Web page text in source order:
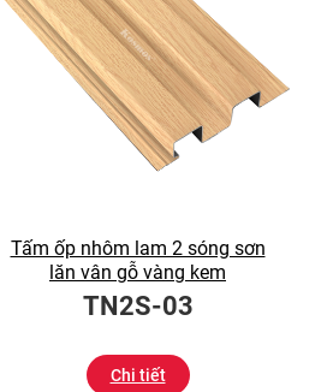
Tấm ốp nhôm lam 2 sóng sơn
lăn vân gỗ vàng kem
TN2S-03
Chi tiết